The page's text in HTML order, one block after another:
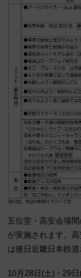
五位堂・高安会場
が実施されます。
は後日近畿日本鉄
10月28日(土)・29